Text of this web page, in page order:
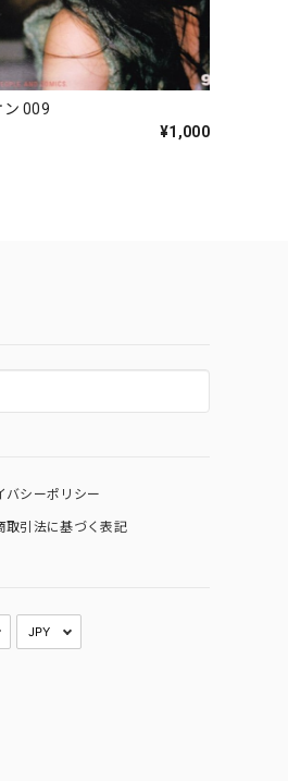
ン 009
¥1,000
バシーポリシー
取引法に基づく表記